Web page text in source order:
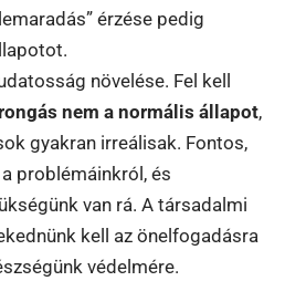
érzése pedig
növelése. Fel kell
nem a normális állapot,
gyakran irreálisak. Fontos,
problémáinkról, és
van rá. A társadalmi
kell az önelfogadásra
védelmére.